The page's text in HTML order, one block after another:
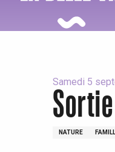
Pour
Bien de
Samedi 5
NATURE